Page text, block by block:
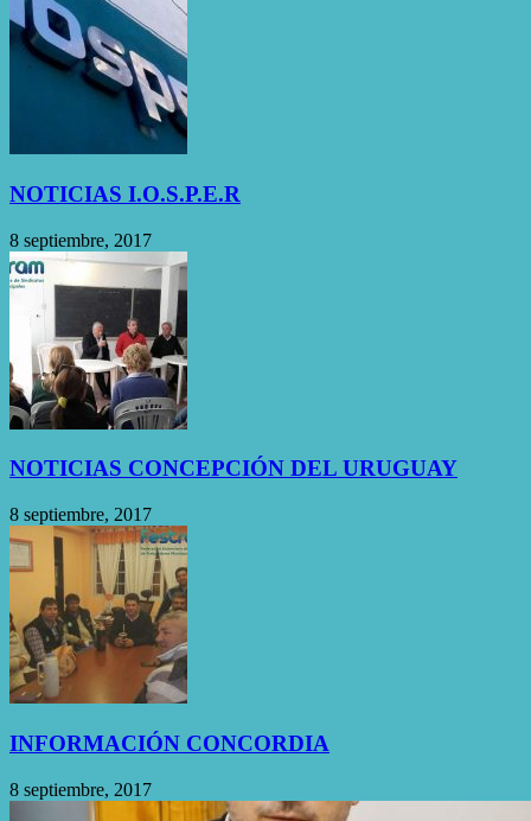
NOTICIAS I.O.S.P.E.R
8 septiembre, 2017
NOTICIAS CONCEPCIÓN DEL URUGUAY
8 septiembre, 2017
INFORMACIÓN CONCORDIA
8 septiembre, 2017